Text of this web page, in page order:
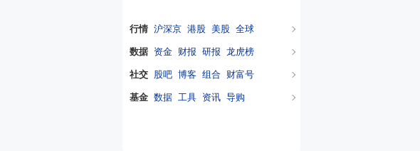
行情 沪深京 港股 美股 全球
数据 资金 财报 研报 龙虎榜
社交 股吧 博客 组合 财富号
基金 数据 工具 资讯 导购